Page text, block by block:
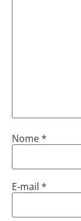
Nome*
E-mail *